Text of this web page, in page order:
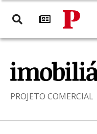
PROJETO COMERCIAL